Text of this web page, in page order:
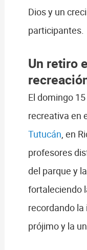
Dios y un
participantes.
Un retiro
El domingo
recreativa en
Tutucán, en
profesores
del parque y
fortaleciendo
recordando
prójimo y la